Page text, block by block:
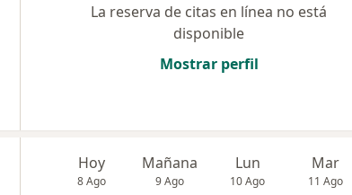
La reserva de citas en línea no está
disponible
Mostrar perfil
Hoy
8 Ago
Mañana
9 Ago
Lun
10 Ago
Mar
11 Ago